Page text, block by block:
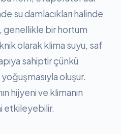
su damlacıkları halinde
genellikle bir hortum
olarak klima suyu, saf
sahiptir çünkü
oluşur.
hijyeni ve klimanın
etkileyebilir.